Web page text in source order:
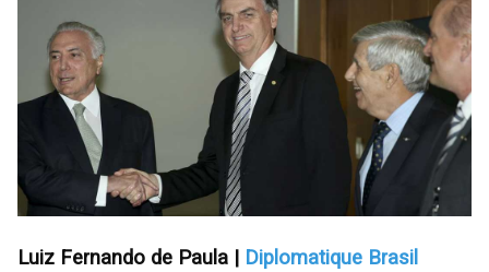
Luiz Fernando de Paula | Diplomatique Brasil